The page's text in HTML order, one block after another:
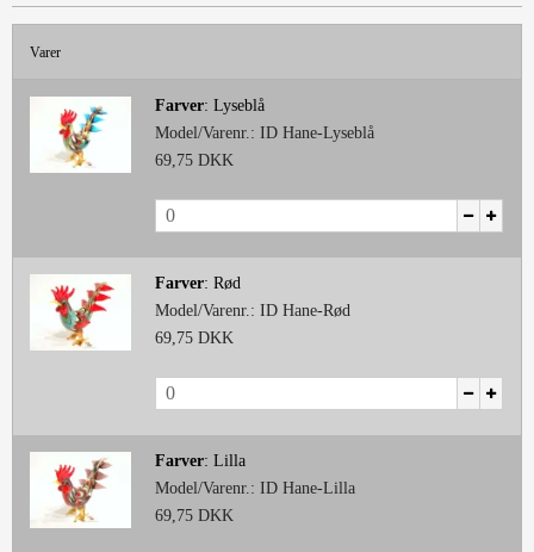
Varer
Farver: Lyseblå
Model/Varenr.: ID Hane-Lyseblå
69,75 DKK
Farver: Rød
Model/Varenr.: ID Hane-Rød
69,75 DKK
Farver: Lilla
Model/Varenr.: ID Hane-Lilla
69,75 DKK